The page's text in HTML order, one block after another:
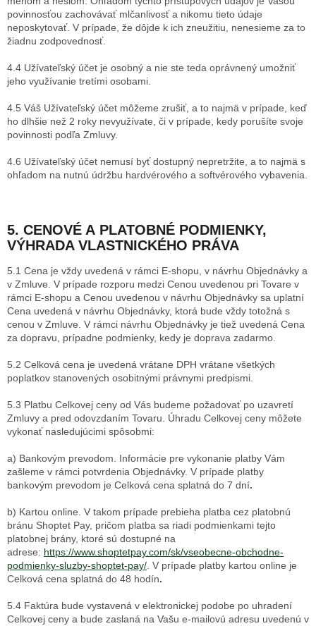
povinnosťou zachovávať mlčanlivosť a nikomu tieto údaje
neposkytovať. V prípade, že dôjde k ich zneužitiu, nenesieme za to
žiadnu zodpovednosť.
4.4 Užívateľský účet je osobný a nie ste teda oprávnený umožniť
jeho využívanie tretími osobami.
4.5 Váš Užívateľský účet môžeme zrušiť, a to najmä v prípade, keď
ho dlhšie než 2 roky nevyužívate, či v prípade, kedy porušíte svoje
povinnosti podľa Zmluvy.
4.6 Užívateľský účet nemusí byť dostupný nepretržite, a to najmä s
ohľadom na nutnú údržbu hardvérového a softvérového vybavenia.
5. CENOVÉ A PLATOBNÉ PODMIENKY,
VÝHRADA VLASTNICKÉHO PRÁVA
5.1 Cena je vždy uvedená v rámci E-shopu, v návrhu Objednávky a
v Zmluve. V prípade rozporu medzi Cenou uvedenou pri Tovare v
rámci E-shopu a Cenou uvedenou v návrhu Objednávky sa uplatní
Cena uvedená v návrhu Objednávky, ktorá bude vždy totožná s
cenou v Zmluve. V rámci návrhu Objednávky je tiež uvedená Cena
za dopravu, prípadne podmienky, kedy je doprava zadarmo.
5.2 Celková cena je uvedená vrátane DPH vrátane všetkých
poplatkov stanovených osobitnými právnymi predpismi.
5.3 Platbu Celkovej ceny od Vás budeme požadovať po uzavretí
Zmluvy a pred odovzdaním Tovaru. Úhradu Celkovej ceny môžete
vykonať nasledujúcimi spôsobmi:
a) Bankovým prevodom. Informácie pre vykonanie platby Vám
zašleme v rámci potvrdenia Objednávky. V prípade platby
bankovým prevodom je Celková cena splatná do 7 dní.
b) Kartou online. V takom prípade prebieha platba cez platobnú
bránu Shoptet Pay, pričom platba sa riadi podmienkami tejto
platobnej brány, ktoré sú dostupné na
adrese: https://www.shoptetpay.com/sk/vseobecne-obchodne-
podmienky-sluzby-shoptet-pay/. V prípade platby kartou online je
Celková cena splatná do 48 hodín.
5.4 Faktúra bude vystavená v elektronickej podobe po uhradení
Celkovej ceny a bude zaslaná na Vašu e-mailovú adresu uvedenú v